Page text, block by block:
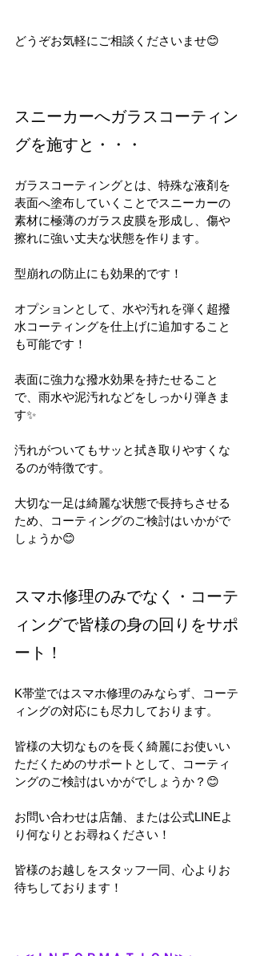
どうぞお気軽にご相談くださいませ😊
スニーカーへガラスコーティン
グを施すと・・・
ガラスコーティングとは、特殊な液剤を
表面へ塗布していくことでスニーカーの
素材に極薄のガラス皮膜を形成し、傷や
擦れに強い丈夫な状態を作ります。
型崩れの防止にも効果的です！
オプションとして、水や汚れを弾く超撥
水コーティングを仕上げに追加すること
も可能です！
表面に強力な撥水効果を持たせること
で、雨水や泥汚れなどをしっかり弾きま
す✨
汚れがついてもサッと拭き取りやすくな
るのが特徴です。
大切な一足は綺麗な状態で長持ちさせる
ため、コーティングのご検討はいかがで
しょうか😊
スマホ修理のみでなく・コーテ
ィングで皆様の身の回りをサポ
ート！
K帯堂ではスマホ修理のみならず、コーテ
ィングの対応にも尽力しております。
皆様の大切なものを長く綺麗にお使いい
ただくためのサポートとして、コーティ
ングのご検討はいかがでしょうか？😊
お問い合わせは店舗、または公式LINEよ
り何なりとお尋ねください！
皆様のお越しをスタッフ一同、心よりお
待ちしております！